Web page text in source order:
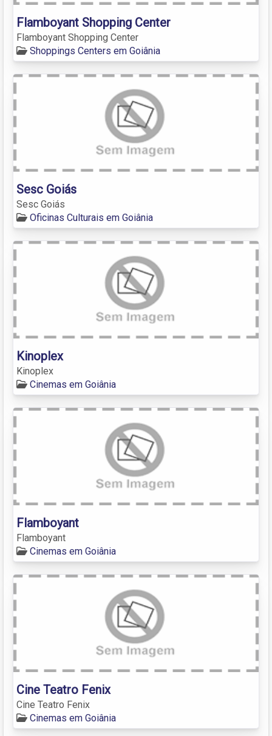
Flamboyant Shopping Center
Flamboyant Shopping Center
Shoppings Centers em Goiânia
Sesc Goiás
Sesc Goiás
Oficinas Culturais em Goiânia
Kinoplex
Kinoplex
Cinemas em Goiânia
Flamboyant
Flamboyant
Cinemas em Goiânia
Cine Teatro Fenix
Cine Teatro Fenix
Cinemas em Goiânia